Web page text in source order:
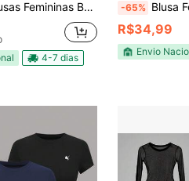
Decote Quadrado Manga Curta Cropped Suplex Com Forro Modeladora Casual Versátil Blogueira
4-7 dias
-65% Blusa Feminina Manga Longa
R$34,99
Envio